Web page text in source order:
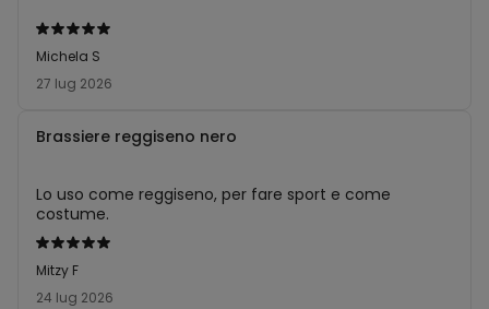
Valutato
5
su
27 lug 2026
Michela S
Valutato
5
su
24 lug 2026
Mitzy F
Brassiere reggiseno nero
Lo uso come reggiseno, per fare sport e come
costume.